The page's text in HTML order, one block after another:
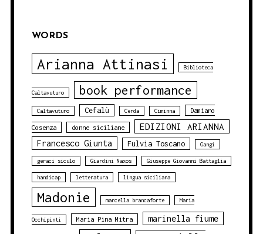
WORDS
Arianna Attinasi Biblioteca
Caltavuturo book performance
Caltavuturo Cefalù Cerda Ciminna Damiano
Cosenza donne siciliane EDIZIONI ARIANNA
Francesco Giunta Fulvia Toscano Gangi
geraci siculo Giardini Naxos Giuseppe Giovanni Battaglia
handicap letteratura lingua siciliana
Madonie marcella brancaforte Maria
Occhipinti Maria Pina Mitra marinella fiume